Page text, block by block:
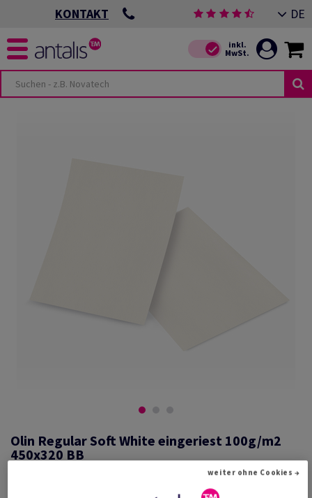
KONTAKT DE
Olin Regular Soft White eingeriest 100g/m2
450x320 BB
weiter ohne Cookies →